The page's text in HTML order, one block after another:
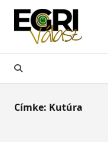
Skip
content
Címke: Kutúra